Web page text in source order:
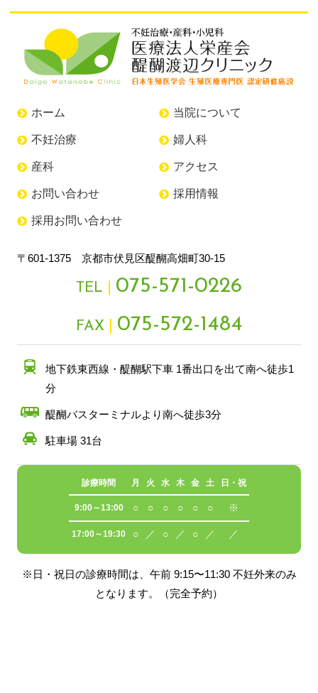
ホーム 当院について
不妊治療 婦人科
産科 アクセス
お問い合わせ 採用情報
採用お問い合わせ
〒601-1375 京都市伏見区醍醐高畑町30-15
TEL 075-571-0226
FAX 075-572-1484
地下鉄東西線・醍醐駅下車 1番出口を出て南へ徒歩1
分
醍醐バスターミナルより南へ徒歩3分
駐車場 31台
診療時間 月 火 水 木 金 土 日・祝
9:00～13:00 ○ ○ ○ ○ ○ ○ ※
17:00～19:30 ○ ／ ○ ／ ○ ／ ／
※日・祝日の診療時間は、午前 9:15〜11:30 不妊外来のみ
となります。（完全予約）